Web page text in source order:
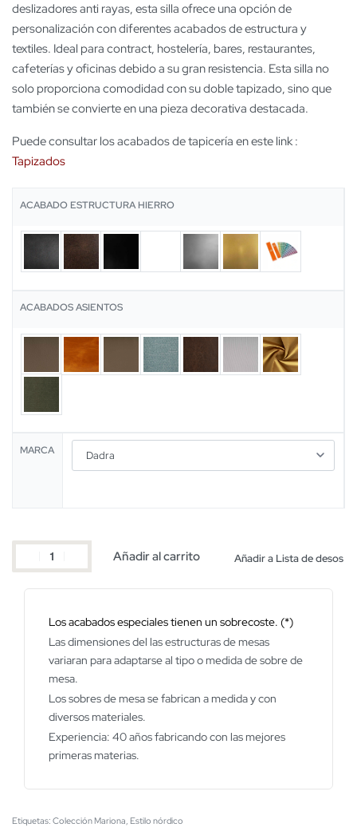
deslizadores anti rayas, esta silla ofrece una opción de
personalización con diferentes acabados de estructura y
textiles. Ideal para contract, hostelería, bares, restaurantes,
cafeterías y oficinas debido a su gran resistencia. Esta silla no
solo proporciona comodidad con su doble tapizado, sino que
también se convierte en una pieza decorativa destacada.
Puede consultar los acabados de tapicería en este link :
Tapizados
ACABADO ESTRUCTURA HIERRO
ACABADOS ASIENTOS
MARCA
Añadir al carrito Añadir a Lista de desos
Los acabados especiales tienen un sobrecoste. (*)
Las dimensiones del las estructuras de mesas
variaran para adaptarse al tipo o medida de sobre de
mesa.
Los sobres de mesa se fabrican a medida y con
diversos materiales.
Experiencia: 40 años fabricando con las mejores
primeras materias.
Etiquetas: Colección Mariona Estilo nórdico